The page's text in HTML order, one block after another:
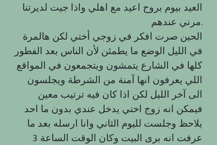
العيد بيوم بروح اعيد مع اهلي واذا جيت لديرتنا
مرني عندهم.
الحين صرت افكر في زوجي أختي لكن هالمرة
في الليل الوضع ما يطمئن لأن الناس بعد الفطور
كلها في الشارع يتمشون ويتجمعون في المواقع
اللي يعرفون انها آمنة من الشرطة ويجلسون
الى آخر الليل لكن اذا كان فيه ترتيب معين
فيمكن انه زوج اختي يدخل عندي بدون ما احد
يلاحظ وجلست لليوم الثاني وانا ارسله بعد ما
عرفت انه برى البيت وكان الوقت الساعة 3